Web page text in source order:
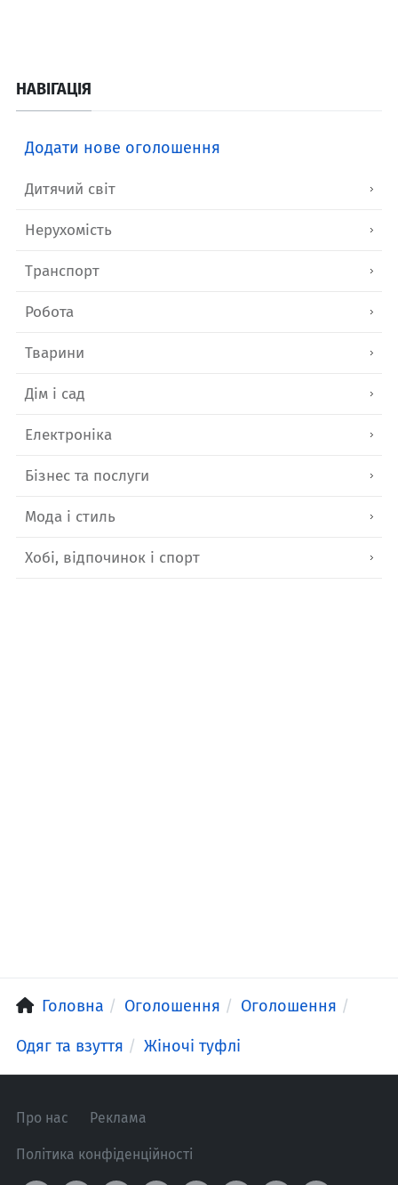
НАВІГАЦІЯ
Додати нове оголошення
Дитячий світ
Нерухомість
Транспорт
Робота
Тварини
Дім і сад
Електроніка
Бізнес та послуги
Мода і стиль
Хобі, відпочинок і спорт
Головна Оголошення Оголошення
Одяг та взуття Жіночі туфлі
Про нас Реклама
Політика конфіденційності